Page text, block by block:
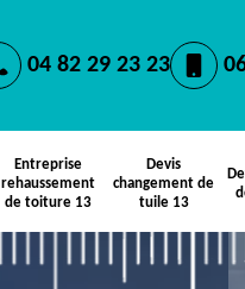
04 82 29 23 23
Entreprise
rehaussement
de toiture 13
Devis
changement de
tuile 13